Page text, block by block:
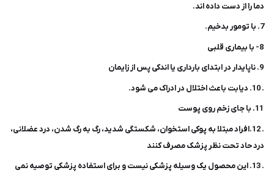
دما را از دست داده اند.
7. با تومور بدخیم.
. 10. دیابت باعث اختلال در ادراک می شود.
. 12.افراد مبتلا به پوکی استخوان، شکستگی شدید، رگ به رگ شدن، درد عضلانی،
درد حاد تحت نظر پزشک مصرف کنند
. 13. این محصول یک وسیله پزشکی نیست و برای استفاده پزشکی توصیه نمی